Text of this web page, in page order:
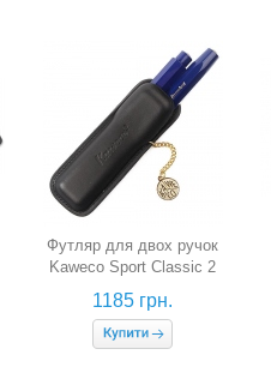
Футляр для двох ручок
Kaweco Sport Classic 2
(чорний)
1185 грн.